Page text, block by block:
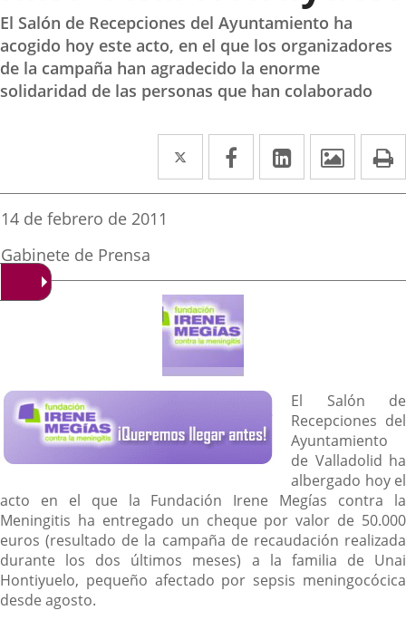
El Salón de Recepciones del Ayuntamiento ha
acogido hoy este acto, en el que los organizadores
de la campaña han agradecido la enorme
solidaridad de las personas que han colaborado
Twitter
Enlace
a
externa.
Facebook
Enlace
a
externa.
LinkedIn
Enlace
a
externa.
Fecha
la
noticia
14 de febrero de 2011
Fuente
de
noticia
Gabinete de Prensa
Descripción
El Salón de
Recepciones del
Ayuntamiento
de Valladolid ha
albergado hoy el
acto en el que la Fundación Irene Megías contra la
Meningitis ha entregado un cheque por valor de 50.000
euros (resultado de la campaña de recaudación realizada
durante los dos últimos meses) a la familia de Unai
Hontiyuelo, pequeño afectado por sepsis meningocócica
desde agosto.